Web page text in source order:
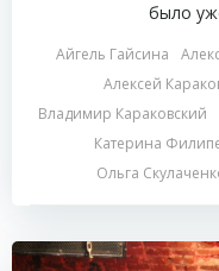
было
Айгель Гайсина
Алексей
Владимир Караковский
Катерина
Ольга